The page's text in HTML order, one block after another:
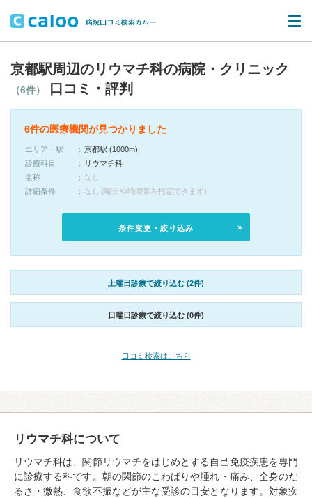
京都駅周辺のリウマチ科の病院・クリニック
（6件） 口コミ・評判
6件の医療機関が見つかりました
エリア・駅
京都駅 (1000m)
診療科目
リウマチ科
名称
なし
詳細条件
なし (曜日や時間帯を指定できます)
条件変更・絞り込み
土曜日診療で絞り込む (2件)
日曜日診療で絞り込む (0件)
口コミ検索はこちら
リウマチ科について
リウマチ科は、関節リウマチをはじめとする自己免疫疾患を専門
に診療する科です。朝の関節のこわばりや腫れ・痛み、全身のだ
るさ・微熱、食欲不振などが主な受診の目安となります。対象疾